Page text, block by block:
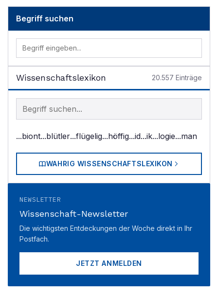
Begriff suchen
Wissenschaftslexikon 20.557 Einträge
Begriff im Lexikon suchen
...biont...blütler...flügelig...höffig...id...ik...logie...man
WAHRIG WISSENSCHAFTSLEXIKON
NEWSLETTER
Wissenschaft-Newsletter
Die wichtigsten Entdeckungen der Woche direkt in Ihr
Postfach.
JETZT ANMELDEN